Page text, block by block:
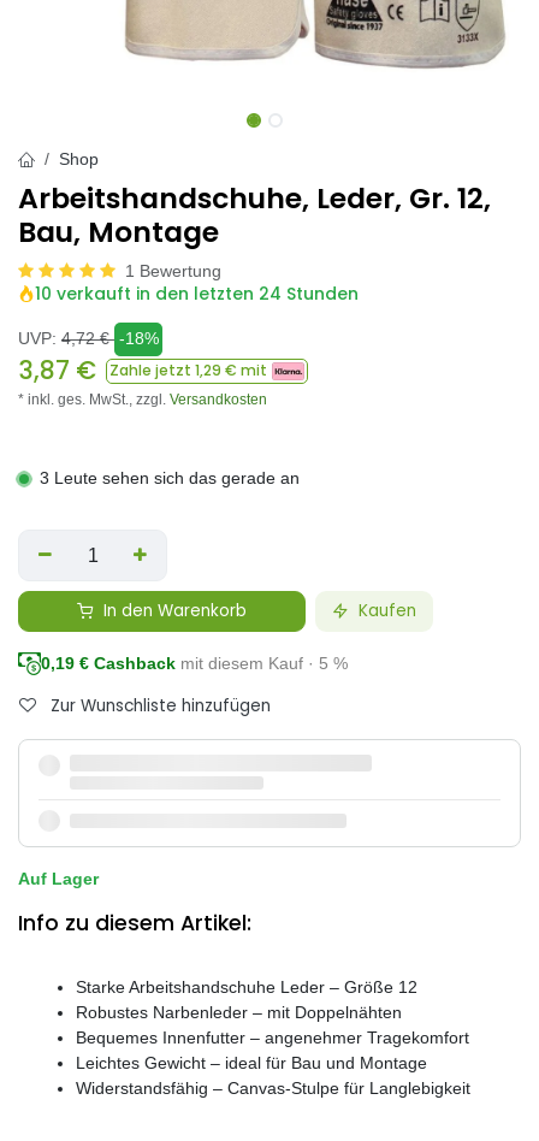
Shop
Arbeitshandschuhe, Leder, Gr. 12,
Bau, Montage
1 Bewertung
10 verkauft in den letzten 24 Stunden
UVP: 4,72€ -18%
3,87 € Zahle jetzt 1,29 € mit
* inkl. ges. MwSt., zzgl. Versandkosten
3 Leute sehen sich das gerade an
In den Warenkorb Kaufen
0,19 € Cashback mit diesem Kauf · 5 %
Zur Wunschliste hinzufügen
Auf Lager
Info zu diesem Artikel:
Starke Arbeitshandschuhe Leder – Größe 12
Robustes Narbenleder – mit Doppelnähten
Bequemes Innenfutter – angenehmer Tragekomfort
Leichtes Gewicht – ideal für Bau und Montage
Widerstandsfähig – Canvas-Stulpe für Langlebigkeit